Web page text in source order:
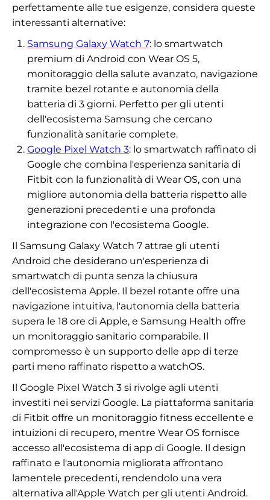
perfettamente alle tue esigenze, considera queste
interessanti alternative:
Samsung Galaxy Watch 7: lo smartwatch
premium di Android con Wear OS 5,
monitoraggio della salute avanzato, navigazione
tramite bezel rotante e autonomia della
batteria di 3 giorni. Perfetto per gli utenti
dell'ecosistema Samsung che cercano
funzionalità sanitarie complete.
Google Pixel Watch 3: lo smartwatch raffinato di
Google che combina l'esperienza sanitaria di
Fitbit con la funzionalità di Wear OS, con una
migliore autonomia della batteria rispetto alle
generazioni precedenti e una profonda
integrazione con l'ecosistema Google.
Il Samsung Galaxy Watch 7 attrae gli utenti
Android che desiderano un'esperienza di
smartwatch di punta senza la chiusura
dell'ecosistema Apple. Il bezel rotante offre una
navigazione intuitiva, l'autonomia della batteria
supera le 18 ore di Apple, e Samsung Health offre
un monitoraggio sanitario comparabile. Il
compromesso è un supporto delle app di terze
parti meno raffinato rispetto a watchOS.
Il Google Pixel Watch 3 si rivolge agli utenti
investiti nei servizi Google. La piattaforma sanitaria
di Fitbit offre un monitoraggio fitness eccellente e
intuizioni di recupero, mentre Wear OS fornisce
accesso all'ecosistema di app di Google. Il design
raffinato e l'autonomia migliorata affrontano
lamentele precedenti, rendendolo una vera
alternativa all'Apple Watch per gli utenti Android.